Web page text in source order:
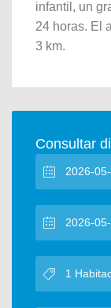
infantil, un
24 horas. El
3 km.
Consultar